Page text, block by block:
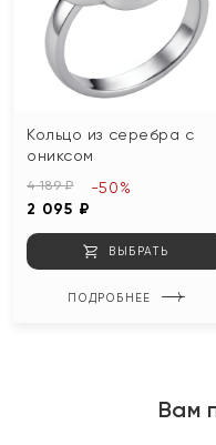
Кольцо из серебра с
ониксом
4 189 ₽
2 095 ₽
-50%
ВЫБРАТЬ
ПОДРОБНЕЕ
Вам